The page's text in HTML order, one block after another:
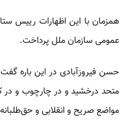
همزمان با این اظهارات رییس
عمومی سازمان ملل پرداخت.
حسن فیروزآبادی در این باره
متحد درخشید و در چارچوب و در
مواضع صریح و انقلابی و